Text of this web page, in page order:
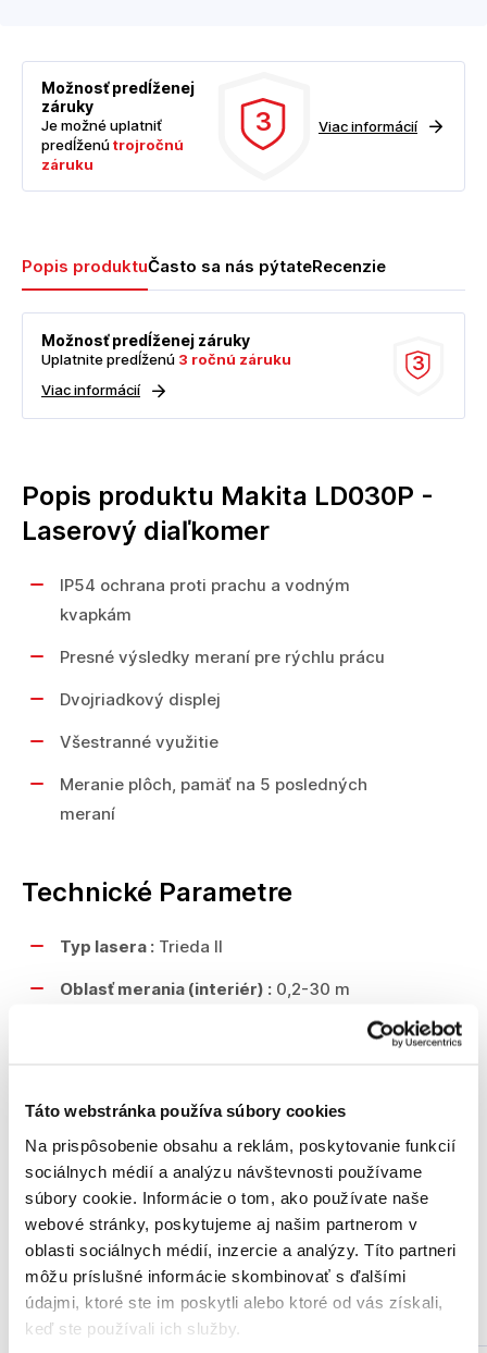
Táto webstránka používa súbory cookies
Na prispôsobenie obsahu a reklám, poskytovanie funkcií
sociálnych médií a analýzu návštevnosti používame
súbory cookie. Informácie o tom, ako používate naše
webové stránky, poskytujeme aj našim partnerom v
oblasti sociálnych médií, inzercie a analýzy. Títo partneri
môžu príslušné informácie skombinovať s ďalšími
údajmi, ktoré ste im poskytli alebo ktoré od vás získali,
keď ste používali ich služby.
Možnosť predĺženej
záruky
Je možné uplatniť
predĺženútrojročnú
záruku
3 Viac informácií
Popis produktuČasto sa nás pýtateRecenzie
3
Možnosť predĺženej záruky
Uplatnite predĺženú 3 ročnú záruku
Viac informácií
Popis produktu Makita LD030P -
Laserový diaľkomer
IP54 ochrana proti prachu a vodným
kvapkám
Presné výsledky meraní pre rýchlu prácu
Dvojriadkový displej
Všestranné využitie
Meranie plôch, pamäť na 5 posledných
meraní
Technické Parametre
Typ lasera : Trieda II
Oblasť merania (interiér) : 0,2-30 m
Rozmery (D x Š x V) :115 x 53 x 25 mm
Súčasť dodávky
Podobné produkty